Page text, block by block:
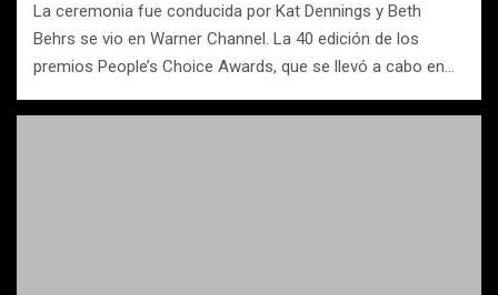
La ceremonia fue conducida por Kat Dennings y Beth
Behrs se vio en Warner Channel. La 40 edición de los
premios People’s Choice Awards, que se llevó a cabo en…